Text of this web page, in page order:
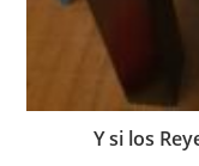
Y si los